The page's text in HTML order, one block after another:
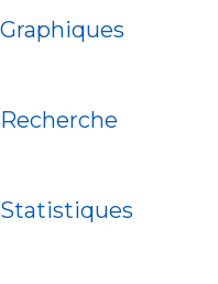
Graphiques
Recherche
Statistiques